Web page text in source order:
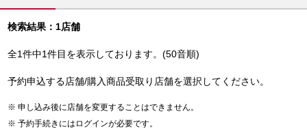
検索結果：1店舗
全1件中1件目を表示しております。(50音順)
予約申込する店舗/購入商品受取り店舗を選択してください。
申し込み後に店舗を変更することはできません。
予約手続きにはログインが必要です。